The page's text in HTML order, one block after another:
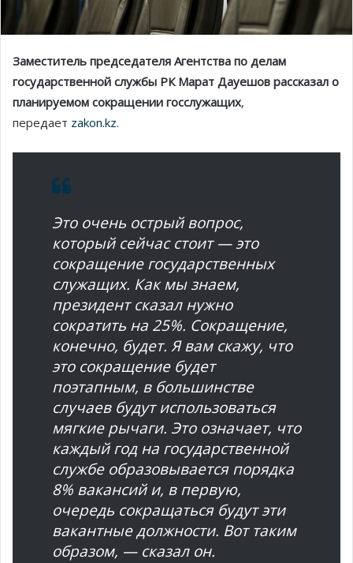
Заместитель председателя Агентства по делам
государственной службы РК Марат Дауешов рассказал о
планируемом сокращении госслужащих,
передает zakon.kz.
Это очень острый вопрос,
который сейчас стоит — это
сокращение государственных
служащих. Как мы знаем,
президент сказал нужно
сократить на 25%. Сокращение,
конечно, будет. Я вам скажу, что
это сокращение будет
поэтапным, в большинстве
случаев будут использоваться
мягкие рычаги. Это означает, что
каждый год на государственной
службе образовывается порядка
8% вакансий и, в первую,
очередь сокращаться будут эти
вакантные должности. Вот таким
образом, — сказал он.